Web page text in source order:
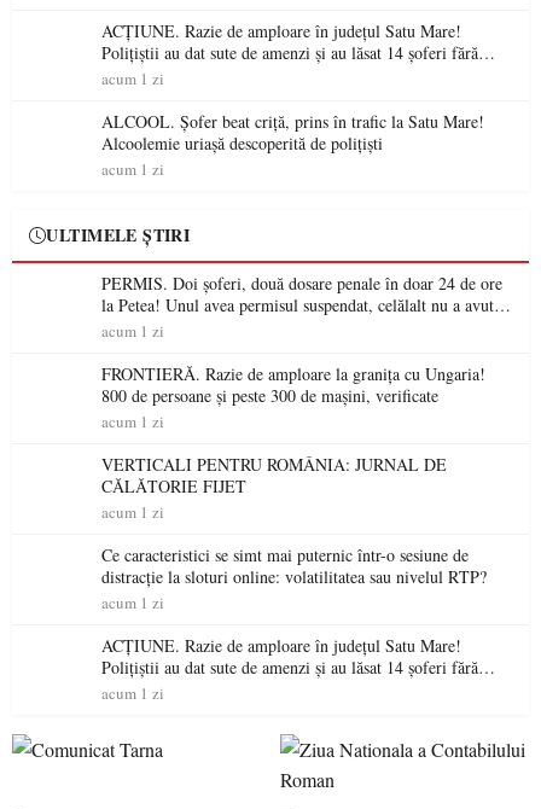
ACȚIUNE. Razie de amploare în județul Satu Mare!
Polițiștii au dat sute de amenzi și au lăsat 14 șoferi fără
permis într-o singură zi
acum 1 zi
ALCOOL. Șofer beat criță, prins în trafic la Satu Mare!
Alcoolemie uriașă descoperită de polițiști
acum 1 zi
ULTIMELE ȘTIRI
PERMIS. Doi șoferi, două dosare penale în doar 24 de ore
la Petea! Unul avea permisul suspendat, celălalt nu a avut
niciodată permis
acum 1 zi
FRONTIERĂ. Razie de amploare la granița cu Ungaria!
800 de persoane și peste 300 de mașini, verificate
acum 1 zi
VERTICALI PENTRU ROMÂNIA: JURNAL DE
CĂLĂTORIE FIJET
acum 1 zi
Ce caracteristici se simt mai puternic într-o sesiune de
distracție la sloturi online: volatilitatea sau nivelul RTP?
acum 1 zi
ACȚIUNE. Razie de amploare în județul Satu Mare!
Polițiștii au dat sute de amenzi și au lăsat 14 șoferi fără
permis într-o singură zi
acum 1 zi